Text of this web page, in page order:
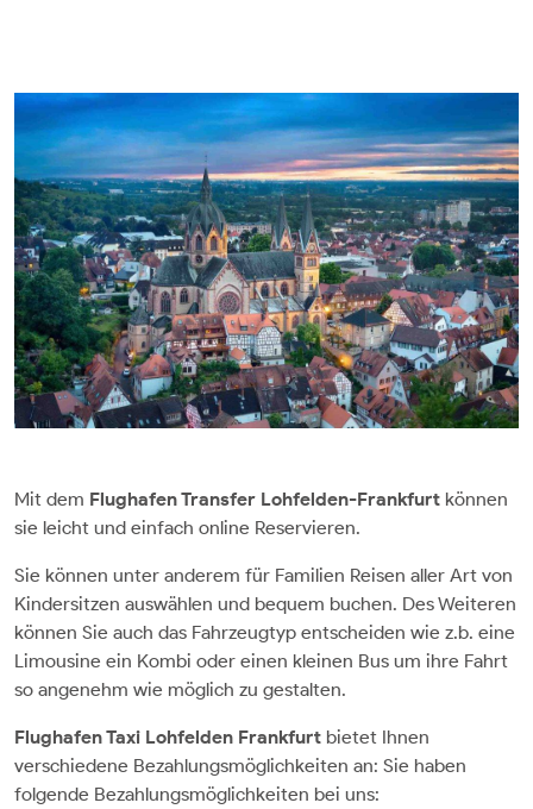
Mit dem Flughafen Transfer Lohfelden-Frankfurt können
sie leicht und einfach online Reservieren.
Sie können unter anderem für Familien Reisen aller Art von
Kindersitzen auswählen und bequem buchen. Des Weiteren
können Sie auch das Fahrzeugtyp entscheiden wie z.b. eine
Limousine ein Kombi oder einen kleinen Bus um ihre Fahrt
so angenehm wie möglich zu gestalten.
Flughafen Taxi Lohfelden Frankfurt bietet Ihnen
verschiedene Bezahlungsmöglichkeiten an: Sie haben
folgende Bezahlungsmöglichkeiten bei uns: